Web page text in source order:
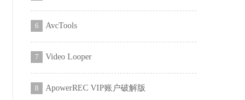
6 AvcTools
7 Video Looper
8 ApowerREC VIP账户破解版